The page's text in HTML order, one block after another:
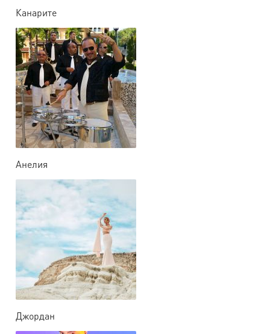
Канарите
Анелия
Джордан